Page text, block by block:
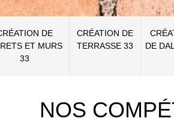
DE
ET MURS
33
CRÉATION DE
TERRASSE 33
DE
NOS